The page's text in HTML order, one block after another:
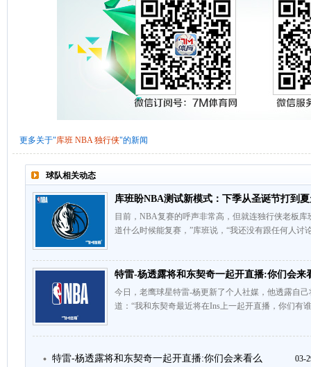
更多关于"库班 NBA 独行侠"的新闻
球队相关动态
库班盼NBA测试新模式：下季从圣诞节打到
目前，NBA复赛的呼声非常高，但就连独行侠老板
道什么时候能复赛，”库班说，“我还没有跟任何人
特雷-杨透露将和东契奇一起开直播:你们会来
今日，老鹰球星特雷-杨更新了个人社媒，他透露自
道：“我和东契奇最近将在Ins上一起开直播，你们
特雷-杨透露将和东契奇一起开直播:你们会来看么 03-